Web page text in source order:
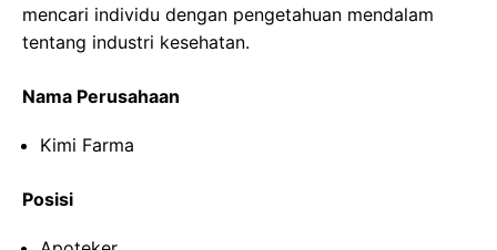
mencari individu dengan pengetahuan mendalam
tentang industri kesehatan.
Nama Perusahaan
Kimi Farma
Posisi